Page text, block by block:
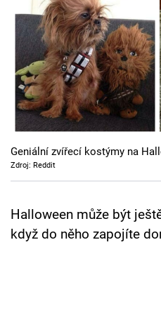
Seriály
Hry
Cool Esport
Pořady
TV Program
Geniální zvířecí kostýmy na
Zdroj: Reddit
Halloween může být
když do něho zapojíte